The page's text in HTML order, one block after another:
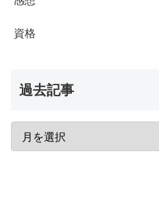
資格
過去記事